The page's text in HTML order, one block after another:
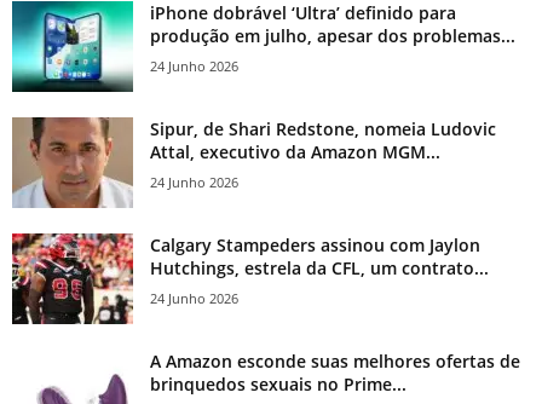
iPhone dobrável ‘Ultra’ definido para
produção em julho, apesar dos problemas...
24 Junho 2026
Sipur, de Shari Redstone, nomeia Ludovic
Attal, executivo da Amazon MGM...
24 Junho 2026
Calgary Stampeders assinou com Jaylon
Hutchings, estrela da CFL, um contrato...
24 Junho 2026
A Amazon esconde suas melhores ofertas de
brinquedos sexuais no Prime...